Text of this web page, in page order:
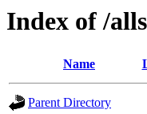
Index of /
Name
Parent Directory